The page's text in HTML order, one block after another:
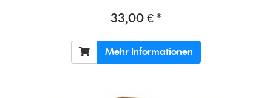
33,00 € *
Mehr Informationen